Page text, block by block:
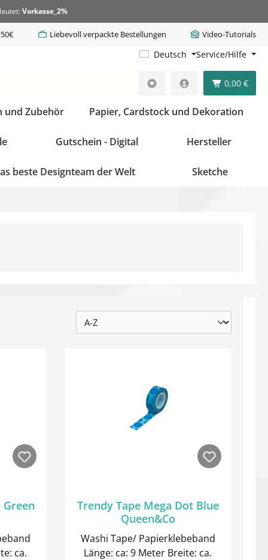
Vorkasse_2%
Liebevoll verpackte Bestellungen Video-Tutorials
Deutsch Service/Hilfe
0,00 €
und Zubehör Papier, Cardstock und Dekoration
Gutschein - Digital Hersteller
beste Designteam der Welt Sketche
Green
Trendy Tape Mega Dot Blue
Queen&Co
Washi Tape/ Papierklebeband
Länge: ca: 9 Meter Breite: ca.